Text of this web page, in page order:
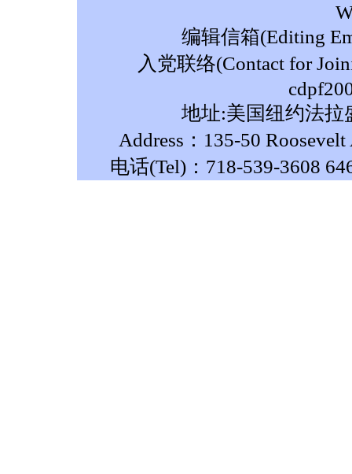
编辑信箱(Editing
入党联络(Contact for
地址:美国纽约法拉
Address：135-50
电话(Tel)：718-539-3608